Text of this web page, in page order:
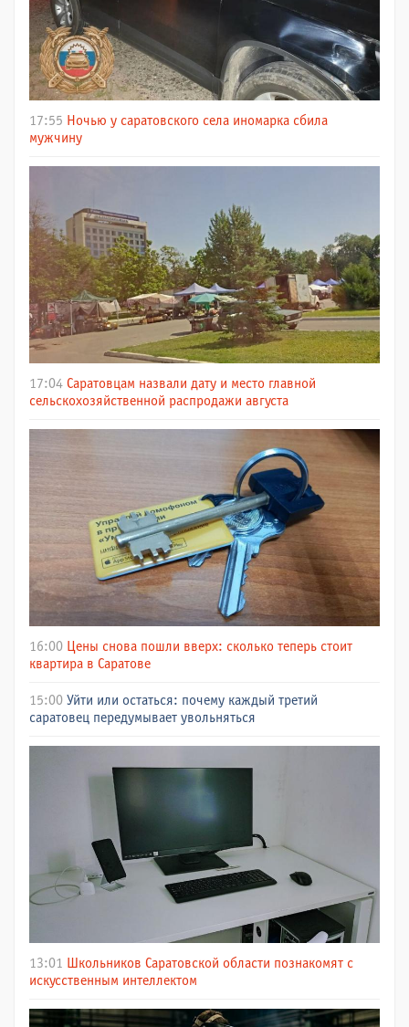
17:55 Ночью у саратовского села иномарка сбила
мужчину
17:04 Саратовцам назвали дату и место главной
сельскохозяйственной распродажи августа
16:00 Цены снова пошли вверх: сколько теперь стоит
квартира в Саратове
15:00 Уйти или остаться: почему каждый третий
саратовец передумывает увольняться
13:01
Школьников Саратовской области познакомят с
искусственным интеллектом